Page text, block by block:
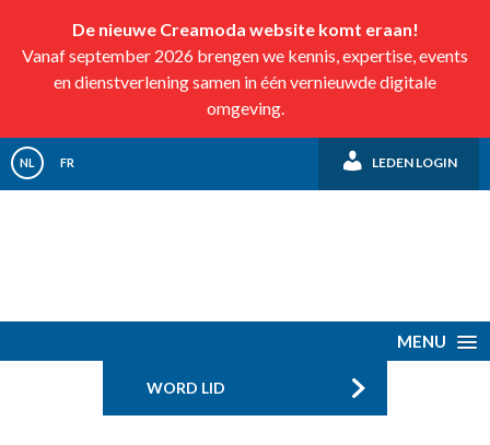
De nieuwe Creamoda website komt eraan!
Vanaf september 2026 brengen we kennis, expertise, events
en dienstverlening samen in één vernieuwde digitale
omgeving.
NL FR LEDEN LOGIN
MENU
WORD LID